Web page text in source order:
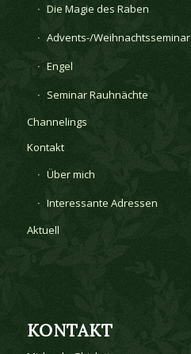
Die Magie des Raben
Advents-/Weihnachtsseminar
Engel
Seminar Rauhnächte
Channelings
Kontakt
Über mich
Interessante Adressen
Aktuell
KONTAKT